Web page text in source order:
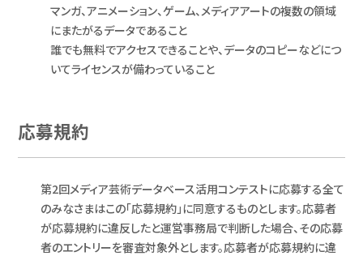
マンガ、アニメーション、ゲーム、メディアアートの複数の領域
にまたがるデータであること
誰でも無料でアクセスできることや、データのコピーなどにつ
いてライセンスが備わっていること
応募規約
第2回メディア芸術データベース活用コンテストに応募する全て
のみなさまはこの「応募規約」に同意するものとします。応募者
が応募規約に違反したと運営事務局で判断した場合、その応募
者のエントリーを審査対象外とします。応募者が応募規約に違